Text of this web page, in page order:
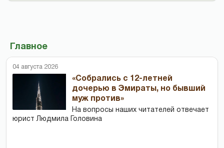
Главное
04 августа 2026
«Собрались с 12-летней
дочерью в Эмираты, но бывший
муж против»
На вопросы наших читателей отвечает
юрист Людмила Головина